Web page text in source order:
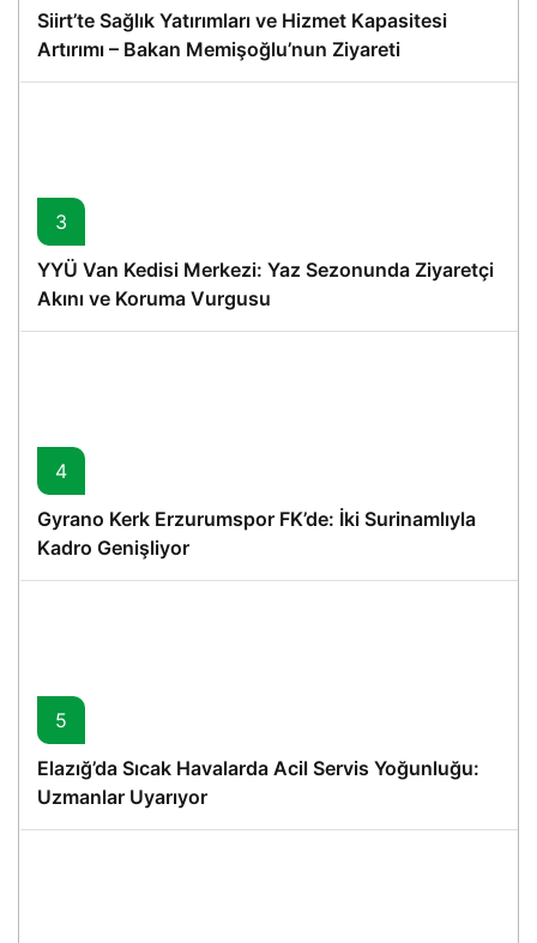
Siirt’te Sağlık Yatırımları ve Hizmet Kapasitesi
Artırımı – Bakan Memişoğlu’nun Ziyareti
3
YYÜ Van Kedisi Merkezi: Yaz Sezonunda Ziyaretçi
Akını ve Koruma Vurgusu
4
Gyrano Kerk Erzurumspor FK’de: İki Surinamlıyla
Kadro Genişliyor
5
Elazığ’da Sıcak Havalarda Acil Servis Yoğunluğu:
Uzmanlar Uyarıyor